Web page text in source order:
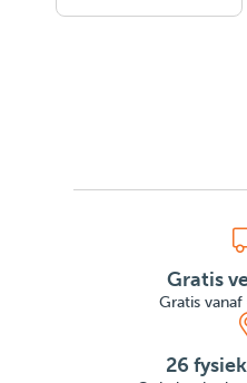
Gratis
Gratis
26